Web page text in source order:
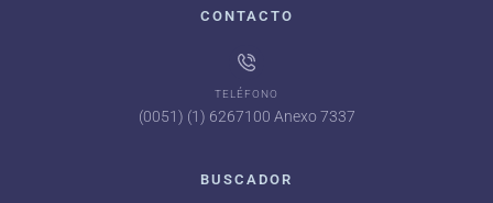
CONTACTO
TELÉFONO
(0051) (1) 6267100 Anexo 7337
BUSCADOR